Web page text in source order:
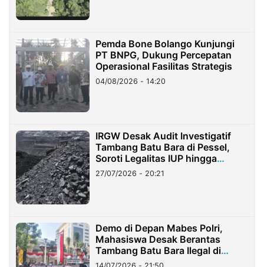
Pemda Bone Bolango Kunjungi
PT BNPG, Dukung Percepatan
Operasional Fasilitas Strategis
04/08/2026 - 14:20
IRGW Desak Audit Investigatif
Tambang Batu Bara di Pessel,
Soroti Legalitas IUP hingga
Stockpile
27/07/2026 - 20:21
Demo di Depan Mabes Polri,
Mahasiswa Desak Berantas
Tambang Batu Bara Ilegal di
Lampung